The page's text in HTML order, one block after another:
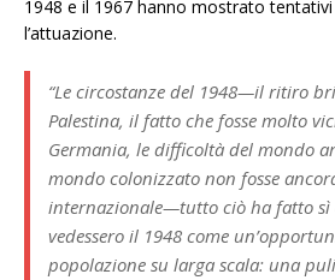
1948 e il 1967 hanno mostrato
l’attuazione.
“Le circostanze del 1948—il ritiro
Palestina, il fatto che fosse molto
Germania, le difficoltà del mondo
mondo colonizzato non fosse
internazionale—tutto ciò ha fatto sì
vedessero il 1948 come
popolazione su larga scala: una